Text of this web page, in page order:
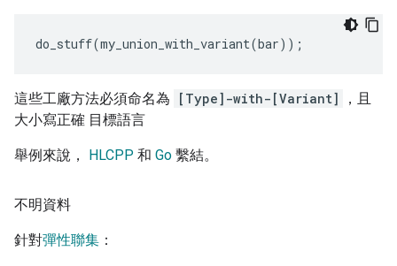
do_stuff(my_union_with_variant(bar));
這些工廠方法必須命名為 [Type]-with-[Variant]
，且
大小寫正確 目標語言
舉例來說， HLCPP 和 Go 繫結。
不明資料
針對彈性聯集 ：